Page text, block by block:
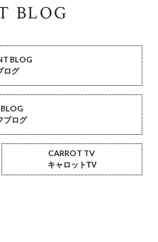
BLOG
BLOG
ログ
BLOG
ブログ
CARROT TV
キャロットTV